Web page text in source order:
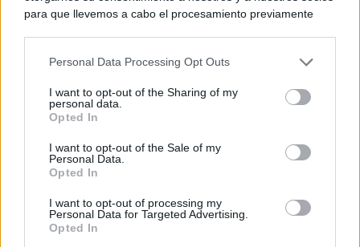
para que llevemos a cabo el procesamiento previamente
negar su consentimiento. Tenga en cuenta que algún
de su consentimiento, pero usted tiene el derecho de
rechazar tal procesamiento. Sus preferencias se aplicarán
cualquier momento entrando de nuevo en este sitio web o
visitando nuestra política de privacidad.
Personal Data Processing Opt Outs
I want to opt-out of the Sharing of my
personal data.
Opted In
I want to opt-out of the Sale of my
Personal Data.
Opted In
I want to opt-out of processing my
Personal Data for Targeted Advertising.
Opted In